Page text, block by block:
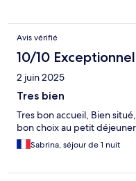
Avis vérifié
10/10 Exceptionnel
2 juin 2025
Tres bien
Tres bon accueil, Bien
bon choix au petit
Sabrina, séjour de 1 nuit